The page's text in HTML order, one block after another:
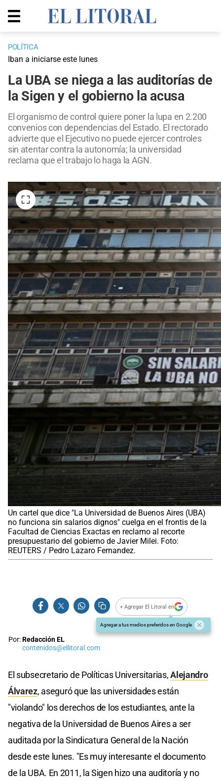
POLÍTICA
Iban a iniciarse este lunes
La UBA se niega a las auditorías de
la Sigen y el gobierno la acusa
El organismo de control quiere poner la lupa en 2.200
convenios con dependencias del Estado. El rectorado
advierte que el Ejecutivo no puede ejercer controles
sin atentar contra la autonomía; la universidad
reclama que el trabajo lo haga la AGN.
Un cartel que dice "La Universidad de Buenos Aires (UBA)
no funciona sin salarios dignos" cuelga en el frontis de la
Facultad de Ciencias Exactas en reclamo al recorte
presupuestario del gobierno de Javier Milei. Foto:
REUTERS / Pedro Lazaro Fernandez.
+ Agregar El Litoral en
Agregar a tus medios preferidos en Google
Por:Redacción EL
contenidos@ellitoral.com
El subsecretario de Políticas Universitarias,Alejandro
Álvarez, aseguró que las universidades están
"violando" los derechos de los estudiantes, ante la
negativa de la Universidad de Buenos Aires a ser
auditada por la Sindicatura General de la Nación
desde este lunes. "Es muy interesante el documento
de la UBA. En 2011, la Sigen hizo una auditoría y no